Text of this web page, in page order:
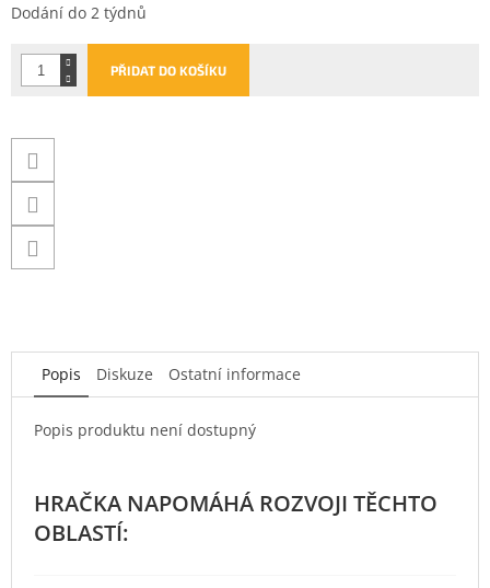
Měrná
Dodání do 2 týdnů
PŘIDAT DO KOŠÍKU
Popis Diskuze Ostatní informace
Popis produktu není dostupný